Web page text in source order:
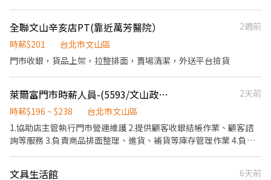
班制 新資：面議$33000起（有經驗者，徵長期） 另有優渥的業績
獎金 經常性薪資45000元起 ➡️寵物照顧員 （正式）薪資：33000起
理耳朵眼睛/清理貓砂便盆/基本清潔 基本健康觀察（食慾、精神、
排泄狀況） 拍照或回報/突發狀況應變（生病、受傷） 量體溫/量體
重/餵藥/審查其他工作崗位檢核員 協助店長交代事項/處理文書作業/
支援賣場銷售 《限》有經驗者，徵長期 🐾 寵物照護員／寵物保母證
書 🐾 獸醫助理/特寵專任人員 ➡️幫寵物洗澡人員 （徵正式） 新資：
底薪+獎金32000～38000 早班：12:00-21:00排班制 ➡️有KCT C級
證照者（徵正式） 新資：底薪+獎金35000～38000 早班：12:00-
21:00排班制 ➡️儲備 幹部 底薪45000起（徵長期） 接受公司培訓、
輪班、門市銷售、配合輪調店內各單位學習各部門操作流程技巧、
舞台發光 • 具備日文 N2以上能力者（需具備接近流利的聽說能
力），享有外語津貼 • 歡迎喜歡與各國旅客交流的你，加入甜境一
起把台灣甜點推向世界！
全聯文山辛亥店PT(靠近萬芳醫院）
2週前
時薪$201
台北市文山區
門市收銀，貨品上架，拉整排面，賣場清潔，外送平台撿貨
萊爾富門市時薪人員-(5593/文山政大店)
2天前
時薪$196 ~ $238
台北市文山區
1.協助店主管執行門市營運維護 2.提供顧客收銀結帳作業、顧客諮
詢等服務 3.負責商品排面整理、進貨、補貨等庫存管理作業 4.負責
文具生活館 6天前